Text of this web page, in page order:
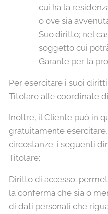
cui ha la
o ove sia
Suo diritto; nel
soggetto cui
Garante per la
Per esercitare i suoi
Titolare alle coordinate
Inoltre, il Cliente può in
gratuitamente
circostanze, i seguenti
Titolare:
Diritto di accesso:
la conferma che sia o
di dati personali che